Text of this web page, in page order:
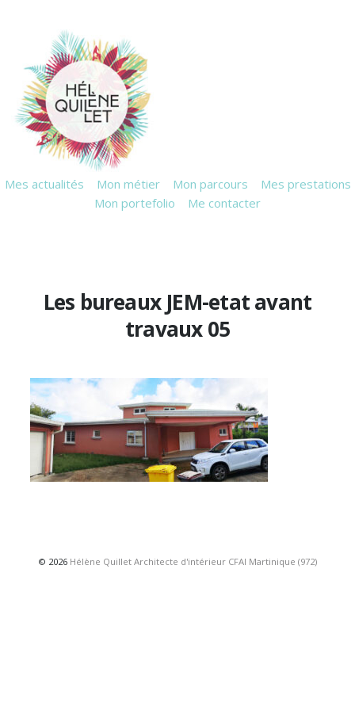
Mes actualités Mon métier Mon parcours
Mes prestations
Mon portefolio
Me contacter
Les bureaux JEM-etat avant
travaux 05
© 2026 Hélène Quillet Architecte d'intérieur CFAI Martinique (972)